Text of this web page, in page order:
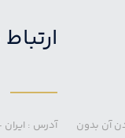
آن بدون
آدرس : ایران -